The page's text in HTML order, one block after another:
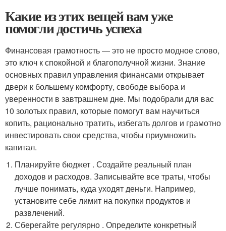
Какие из этих вещей вам уже
помогли достичь успеха
Финансовая грамотность — это не просто модное слово,
это ключ к спокойной и благополучной жизни. Знание
основных правил управления финансами открывает
двери к большему комфорту, свободе выбора и
уверенности в завтрашнем дне. Мы подобрали для вас
10 золотых правил, которые помогут вам научиться
копить, рационально тратить, избегать долгов и грамотно
инвестировать свои средства, чтобы приумножить
капитал.
Планируйте бюджет . Создайте реальный план
доходов и расходов. Записывайте все траты, чтобы
лучше понимать, куда уходят деньги. Например,
установите себе лимит на покупки продуктов и
развлечений.
Сберегайте регулярно . Определите конкретный